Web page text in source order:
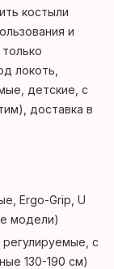
костыли
и
локоть,
детские, с
доставка в
Ergo-Grip, U
модели)
с
130-190 см)